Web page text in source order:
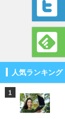
人気ランキング